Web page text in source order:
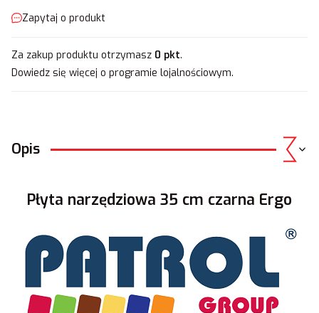
Zapytaj o produkt
Za zakup produktu otrzymasz 0 pkt.
Dowiedz się więcej o programie lojalnościowym.
Opis
Płyta narzędziowa 35 cm czarna Ergo